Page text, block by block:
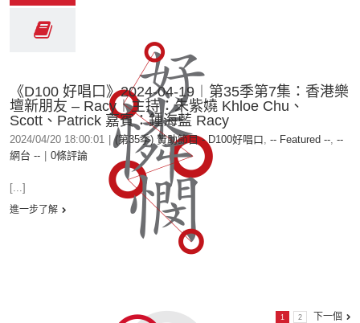
《D100 好唱口》2024-04-19︱第35季第7集：香港樂
壇新朋友 – Racy︱主持：朱紫嬈 Khloe Chu、
Scott、Patrick 嘉賓：鍾海藍 Racy
2024/04/20 18:00:01 (第35季) 贊助節目 - D100好唱口, -- Featured --, --
網台 --
0條評論
[...]
進一步了解
1 2 下一個